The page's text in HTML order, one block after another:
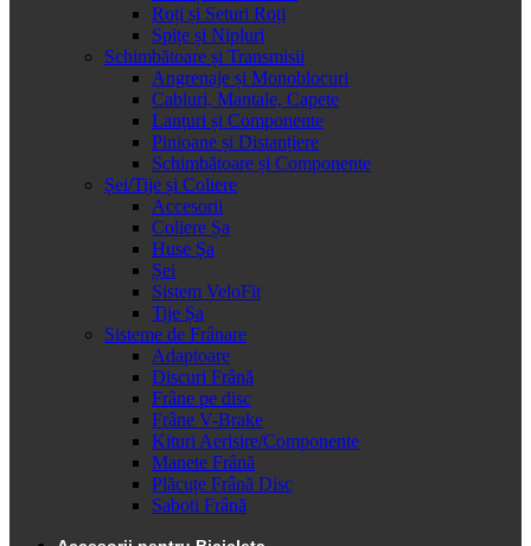
Roți și Seturi Roți
Spițe și Nipluri
Schimbătoare și Transmisii
Angrenaje și Monoblocuri
Cabluri, Mantale, Capete
Lanțuri și Componente
Pinioane și Distanțiere
Schimbătoare și Componente
Șei/Tije și Coliere
Accesorii
Coliere Șa
Huse Șa
Șei
Sistem VeloFit
Tije Șa
Sisteme de Frânare
Adaptoare
Discuri Frână
Frâne pe disc
Frâne V-Brake
Kituri Aerisire/Componente
Manete Frână
Plăcuțe Frână Disc
Saboti Frână